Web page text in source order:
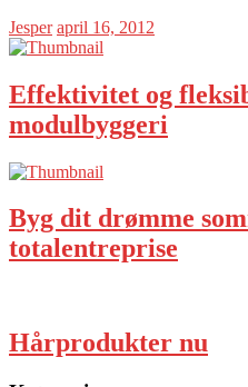
Jesper april 16, 2012
Effektivitet og
modulbyggeri
Byg dit drømme
totalentreprise
Hårprodukter nu